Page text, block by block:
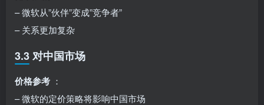
– 微软从”伙伴”变成”竞争者”
– 关系更加复杂
3.3 对中国市场
价格参考 ：
– 微软的定价策略将影响中国市场